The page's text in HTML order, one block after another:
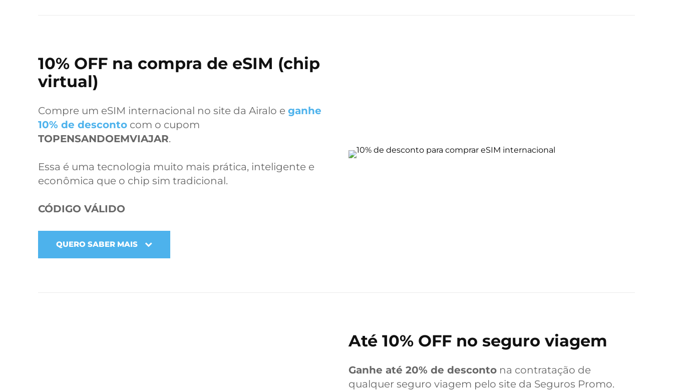
10% OFF na compra de eSIM (chip
virtual)
Compre um eSIM internacional no site da Airalo e ganhe
10% de desconto com o cupom
TOPENSANDOEMVIAJAR.
Essa é uma tecnologia muito mais prática, inteligente e
econômica que o chip sim tradicional.
CÓDIGO VÁLIDO
QUERO SABER MAIS
Até 10% OFF no seguro viagem
Ganhe até 20% de desconto na contratação de
qualquer seguro viagem pelo site da Seguros Promo.